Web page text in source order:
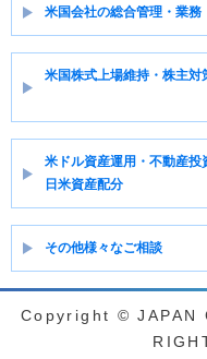
米国会社の総合管理・業務
米国株式上場維持・株主対
米ドル資産運用・不動産投
日米資産配分
その他様々なご相談
Copyright © JAPAN